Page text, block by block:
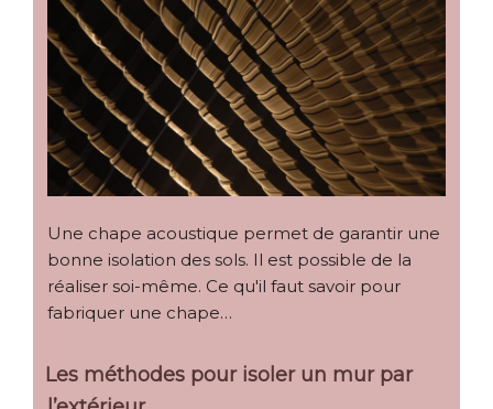
Une chape acoustique permet de garantir une
bonne isolation des sols. Il est possible de la
réaliser soi-même. Ce qu'il faut savoir pour
fabriquer une chape…
Les méthodes pour isoler un mur par